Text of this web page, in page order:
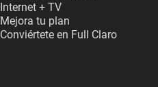
Internet + TV
Mejora tu plan
Conviértete en Full Claro